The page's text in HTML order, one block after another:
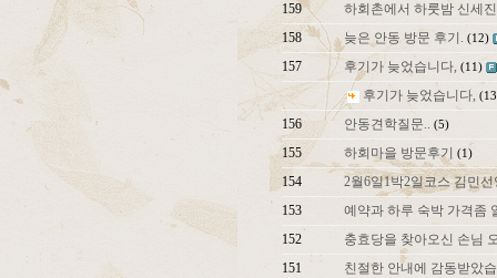
159
하회촌에서 하룻밤 신세
158
늦은 안동 방문 후기. (12)
157 후기가 늦었습니다, (11)
후기가 늦었습니다,
156 안동견학질문.. (5)
155 하회마을 방문후기 (1)
154
2월6일1박2일코스 김민선
153
예약과 하루 숙박 가격좀
152
충효당을 찾아오신 손님
151
친절한 안내에 감동받았